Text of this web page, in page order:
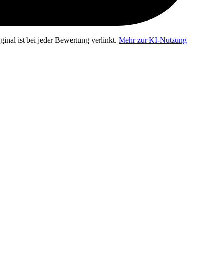
ist bei jeder Bewertung verlinkt. Mehr zur KI-Nutzung